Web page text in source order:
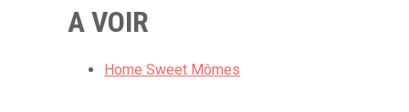
A VOIR
Home Sweet Mômes